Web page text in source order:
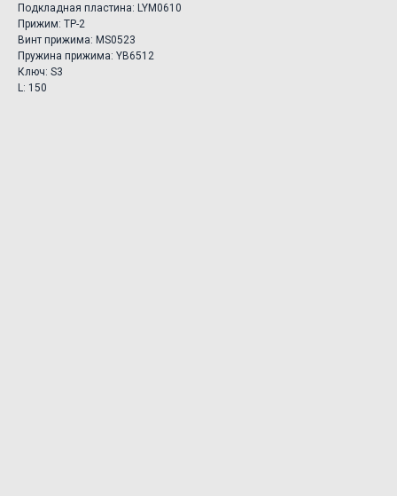
Подкладная пластина: LYM0610
Прижим: TP-2
Винт прижима: MS0523
Пружина прижима: YB6512
Ключ: S3
L: 150